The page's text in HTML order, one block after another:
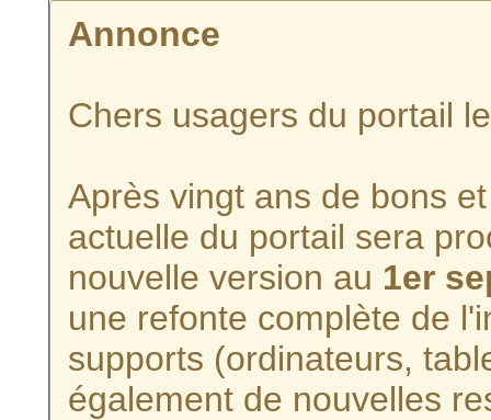
Annonce
Chers usagers du portail
Après vingt ans de bons
actuelle du portail sera
nouvelle version au 1er
une refonte complète de
supports (ordinateurs,
également de nouvelles